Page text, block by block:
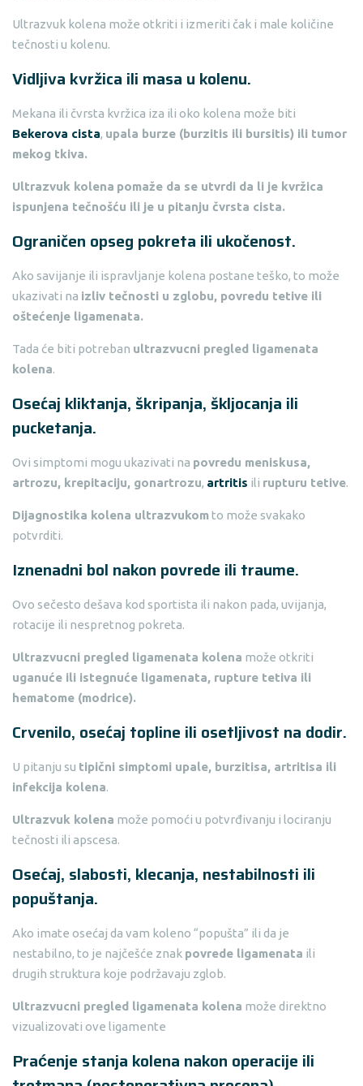
Ultrazvuk kolena može otkriti i izmeriti čak i male količine
tečnosti u kolenu.
Vidljiva kvržica ili masa u kolenu.
Mekana ili čvrsta kvržica iza ili oko kolena može biti
Bekerova cista, upala burze (burzitis ili bursitis) ili tumor
mekog tkiva.
Ultrazvuk kolena pomaže da se utvrdi da li je kvržica
ispunjena tečnošću ili je u pitanju čvrsta cista.
Ograničen opseg pokreta ili ukočenost.
Ako savijanje ili ispravljanje kolena postane teško, to može
ukazivati na izliv tečnosti u zglobu, povredu tetive ili
oštećenje ligamenata.
Tada će biti potreban ultrazvucni pregled ligamenata
kolena.
Osećaj kliktanja, škripanja, škljocanja ili
pucketanja.
Ovi simptomi mogu ukazivati na povredu meniskusa,
artrozu, krepitaciju, gonartrozu, artritis ili rupturu tetive.
Dijagnostika kolena ultrazvukomto može svakako
potvrditi.
Iznenadni bol nakon povrede ili traume.
Ovo sečesto dešava kod sportista ili nakon pada, uvijanja,
rotacije ili nespretnog pokreta.
Ultrazvucni pregled ligamenata kolena može otkriti
uganuće ili istegnuće ligamenata, rupture tetiva ili
hematome (modrice).
Crvenilo, osećaj topline ili osetljivost na dodir.
U pitanju su tipični simptomi upale, burzitisa, artritisa ili
infekcija kolena.
Ultrazvuk kolena može pomoći u potvrđivanju i lociranju
tečnosti ili apscesa.
Osećaj, slabosti, klecanja, nestabilnosti ili
popuštanja.
Ako imate osećaj da vam koleno “popušta” ili da je
nestabilno, to je najčešće znak povrede ligamenata ili
drugih struktura koje podržavaju zglob.
Ultrazvucni pregled ligamenata kolena može direktno
vizualizovati ove ligamente
Praćenje stanja kolena nakon operacije ili